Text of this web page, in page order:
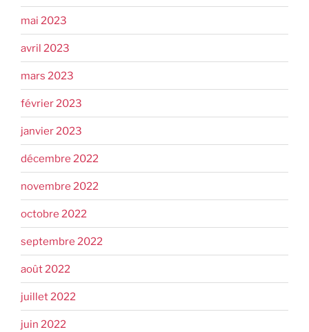
mai 2023
avril 2023
mars 2023
février 2023
janvier 2023
décembre 2022
novembre 2022
octobre 2022
septembre 2022
août 2022
juillet 2022
juin 2022